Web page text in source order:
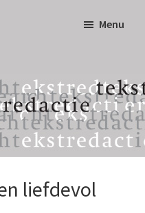
Menu
liefdevol